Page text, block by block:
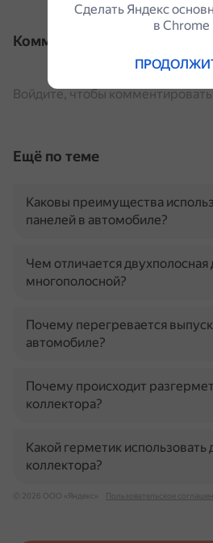
Комментарии
Войдите, чтобы комментировать
Ещё по теме
Каковы преимущества
панелей в автомобиле?
Чем отличается двухполосная
многополосной?
Почему перегревается
автомобиле?
Почему происходит
коллектора?
Какой герметик использовать
коллектора?
© 2026 ООО «Яндекс» Пользовательское
Сделать Яндекс
в Сhrome